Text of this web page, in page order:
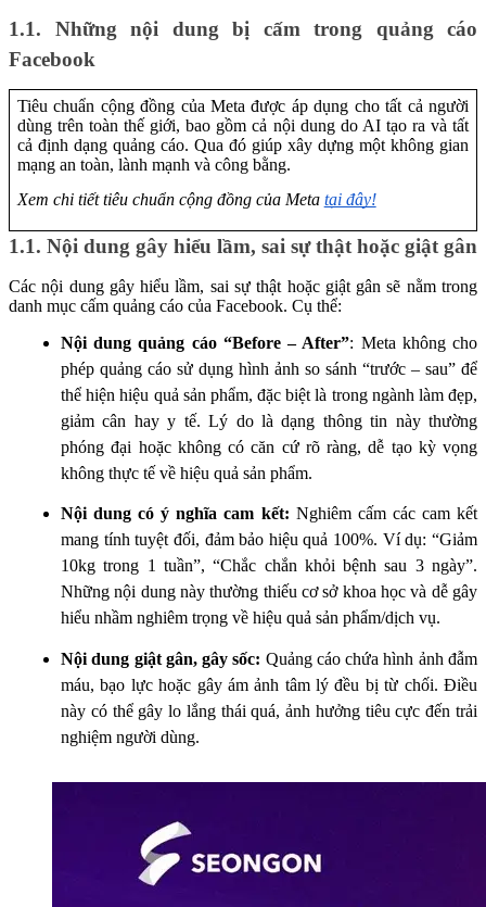
1.1. Những nội dung bị cấm trong quảng cáo
Facebook
Tiêu chuẩn cộng đồng của Meta được áp dụng cho tất cả người
dùng trên toàn thế giới, bao gồm cả nội dung do AI tạo ra và tất
cả định dạng quảng cáo. Qua đó giúp xây dựng một không gian
mạng an toàn, lành mạnh và công bằng.
Xem chi tiết tiêu chuẩn cộng đồng của Meta tại đây!
1.1. Nội dung gây hiểu lầm, sai sự thật hoặc giật gân
Các nội dung gây hiểu lầm, sai sự thật hoặc giật gân sẽ nằm trong
danh mục cấm quảng cáo của Facebook. Cụ thể:
Nội dung quảng cáo “Before – After”: Meta không cho
phép quảng cáo sử dụng hình ảnh so sánh “trước – sau” để
thể hiện hiệu quả sản phẩm, đặc biệt là trong ngành làm đẹp,
giảm cân hay y tế. Lý do là dạng thông tin này thường
phóng đại hoặc không có căn cứ rõ ràng, dễ tạo kỳ vọng
không thực tế về hiệu quả sản phẩm.
Nội dung có ý nghĩa cam kết: Nghiêm cấm các cam kết
mang tính tuyệt đối, đảm bảo hiệu quả 100%. Ví dụ: “Giảm
10kg trong 1 tuần”, “Chắc chắn khỏi bệnh sau 3 ngày”.
Những nội dung này thường thiếu cơ sở khoa học và dễ gây
hiểu nhầm nghiêm trọng về hiệu quả sản phẩm/dịch vụ.
Nội dung giật gân, gây sốc: Quảng cáo chứa hình ảnh đẫm
máu, bạo lực hoặc gây ám ảnh tâm lý đều bị từ chối. Điều
này có thể gây lo lắng thái quá, ảnh hưởng tiêu cực đến trải
nghiệm người dùng.